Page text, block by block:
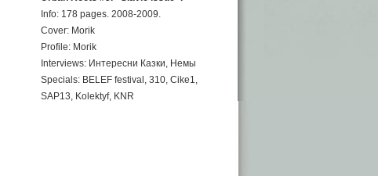
Info: 178 pages. 2008-2009.
Cover: Morik
Profile: Morik
Interviews: Интересни Казки, Немы
Specials: BELEF festival, 310, Cike1,
SAP13, Kolektyf, KNR